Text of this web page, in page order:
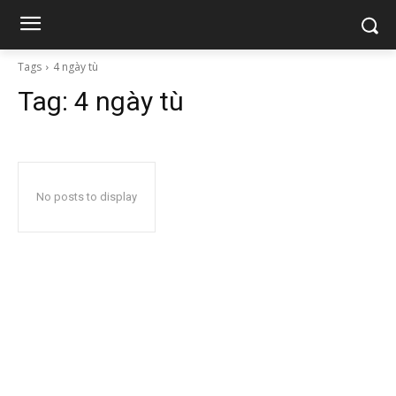
Tags 4 ngày tù
Tag: 4 ngày tù
No posts to display